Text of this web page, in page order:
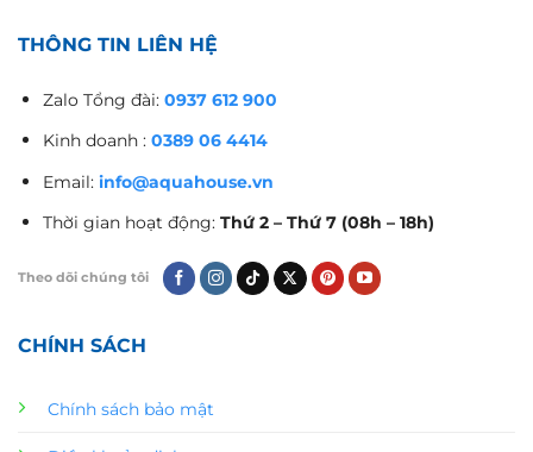
THÔNG TIN LIÊN HỆ
Zalo Tổng đài: 0937 612 900
Kinh doanh : 0389 06 4414
Email: info@aquahouse.vn
Thời gian hoạt động: Thứ 2 – Thứ 7 (08h – 18h)
Theo dõi chúng tôi
CHÍNH SÁCH
Chính sách bảo mật